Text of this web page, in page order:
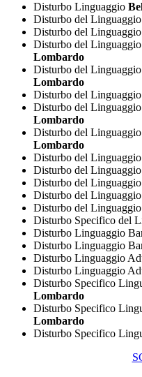
Disturbo Linguaggio
Disturbo del Linguaggio
Disturbo del
Disturbo del
Lombardo
Disturbo del
Lombardo
Disturbo del
Disturbo del
Lombardo
Disturbo del
Lombardo
Disturbo del
Disturbo del
Disturbo del
Disturbo del Linguaggio
Disturbo del Linguaggio
Disturbo Specifico del
Disturbo Linguaggio
Disturbo Linguaggio
Disturbo Linguaggio
Disturbo Linguaggio
Disturbo Specifico
Lombardo
Disturbo Specifico
Lombardo
Disturbo Specifico